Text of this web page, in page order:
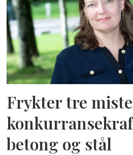
Frykter tre
betong og stål